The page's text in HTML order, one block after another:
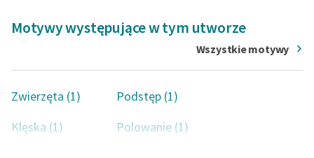
Motywy występujące w tym utworze
Wszystkie motywy
Zwierzęta (1)
Podstęp (1)
Klęska (1)
Polowanie (1)